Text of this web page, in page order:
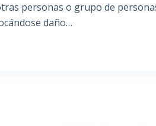
personas o grupo de
daño…